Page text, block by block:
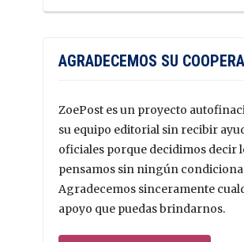
AGRADECEMOS SU
ZoePost es un proyecto
su equipo editorial sin recibir
oficiales porque decidimos decir
pensamos sin ningún
Agradecemos sinceramente
apoyo que puedas brindarnos.